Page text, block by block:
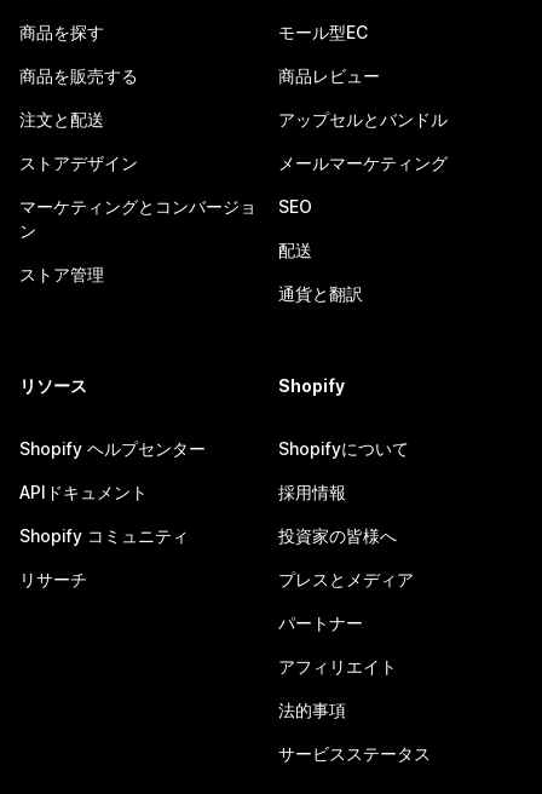
商品を探す
商品を販売する
注文と配送
ストアデザイン
マーケティングとコンバージョ
ン
ストア管理
モール型EC
商品レビュー
アップセルとバンドル
メールマーケティング
SEO
配送
通貨と翻訳
リソース
Shopify ヘルプセンター
APIドキュメント
Shopify コミュニティ
リサーチ
Shopify
Shopifyについて
採用情報
投資家の皆様へ
プレスとメディア
パートナー
アフィリエイト
法的事項
サービスステータス